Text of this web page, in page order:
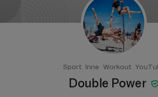
Sport Inne Workout
Double Power